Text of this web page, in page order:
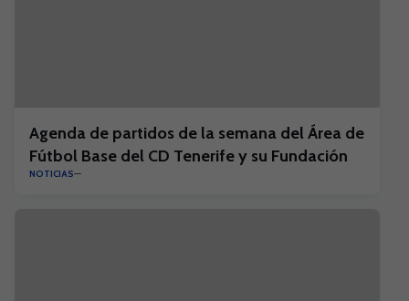
Agenda de partidos de la semana del Área de
Fútbol Base del CD Tenerife y su Fundación
NOTICIAS